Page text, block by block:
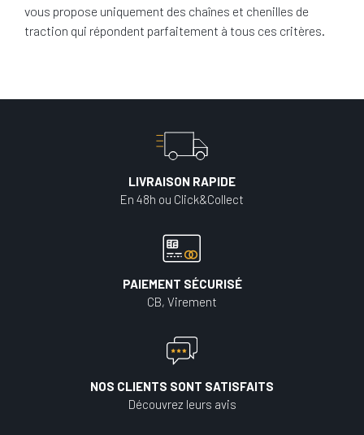
vous propose uniquement des chaînes et chenilles de
traction qui répondent parfaitement à tous ces critères.
LIVRAISON RAPIDE
En 48h ou Click&Collect
PAIEMENT SÉCURISÉ
CB, Virement
NOS CLIENTS SONT SATISFAITS
Découvrez leurs avis